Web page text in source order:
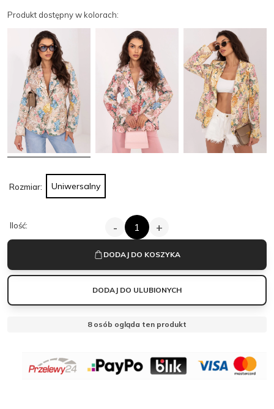
Produkt dostępny w kolorach:
Rozmiar: Uniwersalny
Ilość: -
ILOŚĆ
BEŻOWA
MARYNARKA
W
|
FLO
+
DODAJ DO KOSZYKA
DODAJ DO ULUBIONYCH
8osób ogląda ten produkt